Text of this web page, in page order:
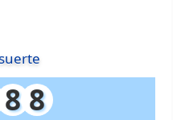
8 8